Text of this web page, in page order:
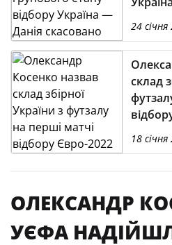
24
склад
18
ОЛЕКСАНДР
УЄФА